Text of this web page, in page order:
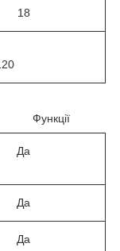
18
Да
Да
Да